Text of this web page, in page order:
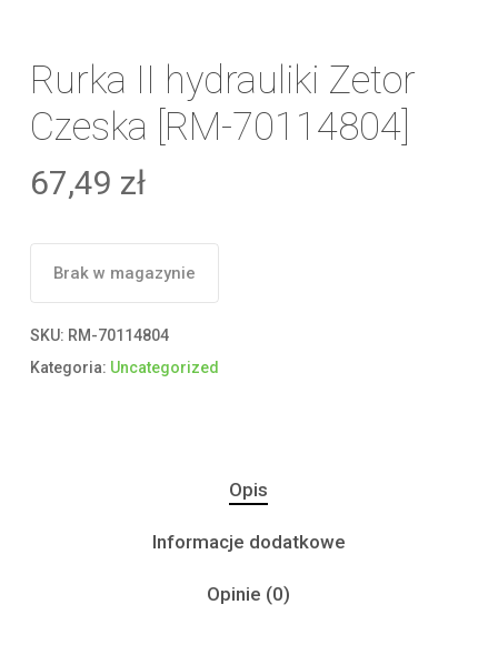
Rurka II hydrauliki Zetor
Czeska [RM-70114804]
67,49 zł
Brak w magazynie
SKU: RM-70114804
Kategoria: Uncategorized
Opis
Informacje dodatkowe
Opinie (0)